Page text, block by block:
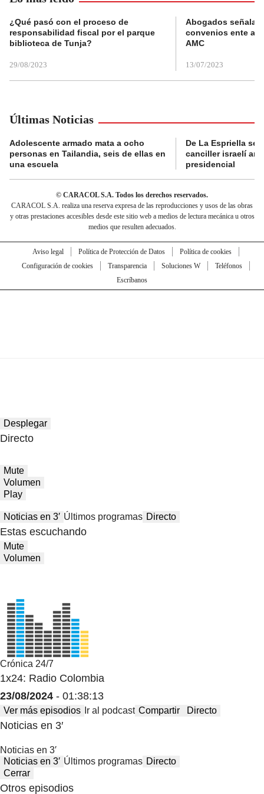
¿Qué pasó con el proceso de
responsabilidad fiscal por el parque
biblioteca de Tunja?
29/08/2023
Abogados
convenios ente
AMC
13/07/2023
Últimas Noticias
Adolescente armado mata a ocho
personas en Tailandia, seis de ellas en
una escuela
De La Espriella se
canciller israelí
presidencial
© CARACOL S.A. Todos los derechos reservados.
CARACOL S.A. realiza una reserva expresa de las reproducciones y usos de las obras
y otras prestaciones accesibles desde este sitio web a medios de lectura mecánica u otros
medios que resulten adecuados.
Aviso legal Política de Protección de Datos
Política de cookies
Configuración de cookies
Transparencia Soluciones W
Teléfonos
Escríbanos
Desplegar
Directo
Mute
Volumen
Play
Noticias en 3′ Últimos programas Directo
Estas escuchando
Mute
Volumen
Crónica 24/7
1x24: Radio Colombia
23/08/2024 - 01:38:13
Ver más episodios Ir al podcast Compartir Directo
Noticias en 3′
Noticias en 3′
Noticias en 3′ Últimos programas Directo
Cerrar
Otros episodios